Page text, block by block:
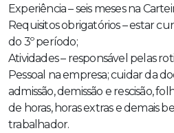
Experiência – seis meses na
Requisitos obrigatórios – estar
do 3º período;
Atividades – responsável pelas
Pessoal na empresa; cuidar da
admissão, demissão e rescisão,
de horas, horas extras e demais
trabalhador.